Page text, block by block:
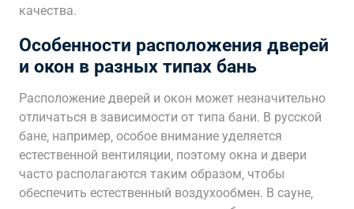
качества.
Особенности расположения дверей
и окон в разных типах бань
Расположение дверей и окон может незначительно
отличаться в зависимости от типа бани. В русской
бане‚ например‚ особое внимание уделяется
естественной вентиляции‚ поэтому окна и двери
часто располагаются таким образом‚ чтобы
обеспечить естественный воздухообмен. В сауне‚